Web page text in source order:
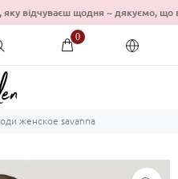
яку відчуваєш щодня ~
0
женское savanna